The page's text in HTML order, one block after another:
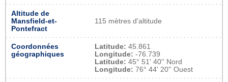
Altitude de
Mansfield-et-
Pontefract
115 mètres d'altitude
Coordonnées
géographiques
Latitude: 45.861
Longitude: -76.739
Latitude: 45° 51' 40'' Nord
Longitude: 76° 44' 20'' Ouest